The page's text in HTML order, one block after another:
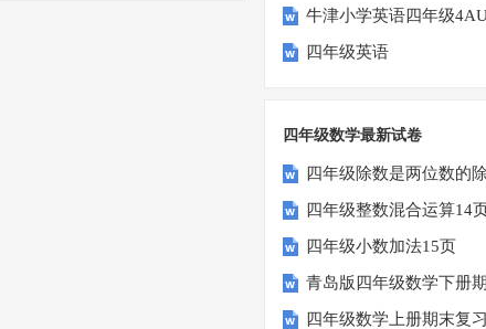
牛津小学英语四年级
四年级英语
四年级数学最新试卷
四年级除数是两位数的
四年级整数混合运算14
四年级小数加法15页
青岛版四年级数学下册
四年级数学上册期末复